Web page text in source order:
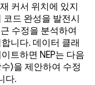
커서 위치에 있지
드 완성을 발전시
수정을 분석하여
니다. 데이터 클래
트하면 NEP는 다음
)을 제안하여 수정
다.